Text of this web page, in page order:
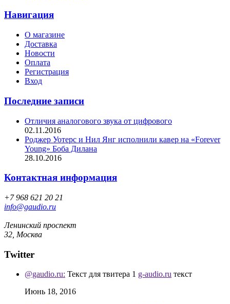
Навигация
О магазине
Доставка
Новости
Оплата
Регистрация
Вход
Последние записи
Отличия аналогового звука от цифрового
02.11.2016
Роджер Уотерс и Нил Янг исполнили кавер на «Forever
Young» Боба Дилана
28.10.2016
Контактная информация
+7 968 621 20 21
info@gaudio.ru
Ленинский проспект
32, Москва
Twitter
@gaudio.ru: Текст для твитера 1 g-audio.ru текст
Июнь 18, 2016